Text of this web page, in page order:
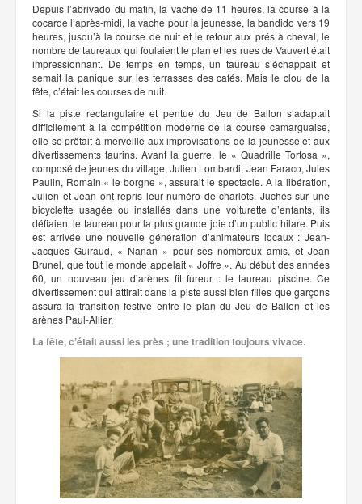
Depuis l’abrivado du matin, la vache de 11 heures, la course à la
cocarde l’après-midi, la vache pour la jeunesse, la bandido vers 19
heures, jusqu’à la course de nuit et le retour aux prés à cheval, le
nombre de taureaux qui foulaient le plan et les rues de Vauvert était
impressionnant. De temps en temps, un taureau s’échappait et
semait la panique sur les terrasses des cafés. Mais le clou de la
fête, c’était les courses de nuit.
Si la piste rectangulaire et pentue du Jeu de Ballon s’adaptait
difficilement à la compétition moderne de la course camarguaise,
elle se prêtait à merveille aux improvisations de la jeunesse et aux
divertissements taurins. Avant la guerre, le « Quadrille Tortosa »,
composé de jeunes du village, Julien Lombardi, Jean Faraco, Jules
Paulin, Romain « le borgne », assurait le spectacle. A la libération,
Julien et Jean ont repris leur numéro de charlots. Juchés sur une
bicyclette usagée ou installés dans une voiturette d’enfants, ils
défiaient le taureau pour la plus grande joie d’un public hilare. Puis
est arrivée une nouvelle génération d’animateurs locaux : Jean-
Jacques Guiraud, « Nanan » pour ses nombreux amis, et Jean
Brunel, que tout le monde appelait « Joffre ». Au début des années
60, un nouveau jeu d’arènes fit fureur : le taureau piscine. Ce
divertissement qui attirait dans la piste aussi bien filles que garçons
assura la transition festive entre le plan du Jeu de Ballon et les
arènes Paul-Allier.
La fête, c’était aussi les près ; une tradition toujours vivace.